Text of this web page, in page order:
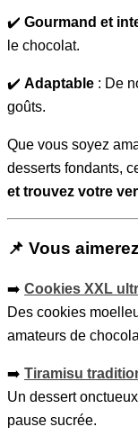
✔️ Gourmand et
le chocolat.
✔️ Adaptable : De
goûts.
Que vous soyez
desserts fondants,
et trouvez votre
📌 Vous
➡️ Cookies XXL
Des cookies
amateurs de
➡️ Tiramisu
Un dessert
pause sucrée.